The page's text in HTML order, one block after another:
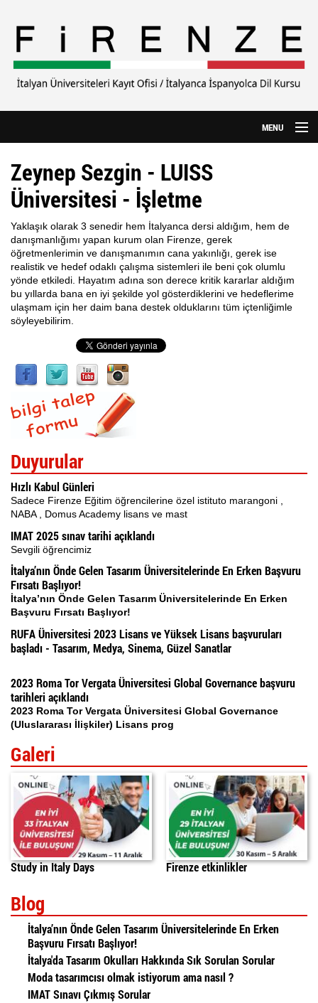
MENU
Hakkımızda
CILS Sınavı
Yurtdışı Eğitim
Özel Üniversiteler
İtalyanca Kursu
İspanyolca Kursu
Burs Yarışmaları
İtalyan Devlet Üniversiteleri
İtalyan Üniversitelerine Hazırlık
Dil Okulları
Yaz Okulu
Gurur Tablomuz
İletişim
Zeynep Sezgin - LUISS
Üniversitesi - İşletme
Yaklaşık olarak 3 senedir hem İtalyanca dersi aldığım, hem de
danışmanlığımı yapan kurum olan Firenze, gerek
öğretmenlerimin ve danışmanımın cana yakınlığı, gerek ise
realistik ve hedef odaklı çalışma sistemleri ile beni çok olumlu
yönde etkiledi. Hayatım adına son derece kritik kararlar aldığım
bu yıllarda bana en iyi şekilde yol gösterdiklerini ve hedeflerime
ulaşmam için her daim bana destek olduklarını tüm içtenliğimle
söyleyebilirim.
Duyurular
Hızlı Kabul Günleri
Sadece Firenze Eğitim öğrencilerine özel istituto marangoni ,
NABA , Domus Academy lisans ve mast
IMAT 2025 sınav tarihi açıklandı
Sevgili öğrencimiz
İtalya’nın Önde Gelen Tasarım Üniversitelerinde En Erken Başvuru
Fırsatı Başlıyor!
İtalya’nın Önde Gelen Tasarım Üniversitelerinde En Erken
Başvuru Fırsatı Başlıyor!
RUFA Üniversitesi 2023 Lisans ve Yüksek Lisans başvuruları
başladı - Tasarım, Medya, Sinema, Güzel Sanatlar
2023 Roma Tor Vergata Üniversitesi Global Governance başvuru
tarihleri açıklandı
2023 Roma Tor Vergata Üniversitesi Global Governance
(Uluslararası İlişkiler) Lisans prog
Galeri
Study in Italy Days Firenze etkinlikler
Blog
İtalya’nın Önde Gelen Tasarım Üniversitelerinde En Erken
Başvuru Fırsatı Başlıyor!
İtalya'da Tasarım Okulları Hakkında Sık Sorulan Sorular
Moda tasarımcısı olmak istiyorum ama nasıl ?
IMAT Sınavı Çıkmış Sorular